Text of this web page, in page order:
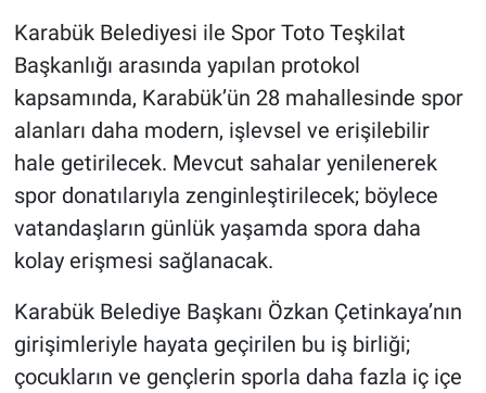
Karabük Belediyesi ile Spor Toto Teşkilat
Başkanlığı arasında yapılan protokol
kapsamında, Karabük’ün 28 mahallesinde spor
alanları daha modern, işlevsel ve erişilebilir
hale getirilecek. Mevcut sahalar yenilenerek
spor donatılarıyla zenginleştirilecek; böylece
vatandaşların günlük yaşamda spora daha
kolay erişmesi sağlanacak.
Karabük Belediye Başkanı Özkan Çetinkaya’nın
girişimleriyle hayata geçirilen bu iş birliği;
çocukların ve gençlerin sporla daha fazla iç içe